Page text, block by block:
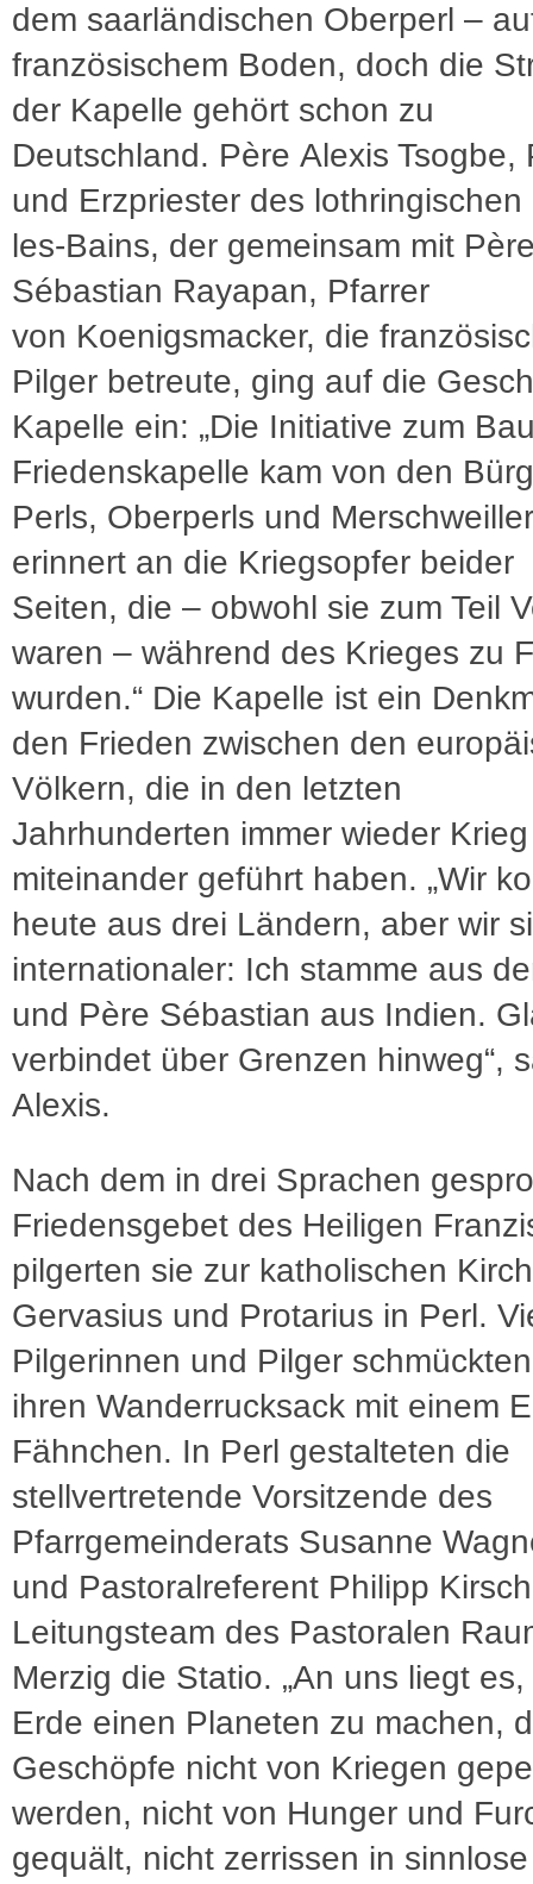
dem saarländischen Oberperl –
französischem Boden, doch die
der Kapelle gehört schon zu
Deutschland. Père Alexis Tsogbe,
und Erzpriester des lothringischen
les-Bains, der gemeinsam mit
Sébastian Rayapan, Pfarrer
von Koenigsmacker, die
Pilger betreute, ging auf die
Kapelle ein: „Die Initiative zum
Friedenskapelle kam von den
Perls, Oberperls und
erinnert an die Kriegsopfer beider
Seiten, die – obwohl sie zum Teil
waren – während des Krieges zu
wurden.“ Die Kapelle ist ein
den Frieden zwischen den
Völkern, die in den letzten
Jahrhunderten immer wieder Krieg
miteinander geführt haben. „Wir
heute aus drei Ländern, aber wir
internationaler: Ich stamme aus
und Père Sébastian aus Indien.
verbindet über Grenzen hinweg“,
Alexis.
Nach dem in drei Sprachen
Friedensgebet des Heiligen
pilgerten sie zur katholischen
Gervasius und Protarius in Perl.
Pilgerinnen und Pilger
ihren Wanderrucksack mit einem
Fähnchen. In Perl gestalteten die
stellvertretende Vorsitzende des
Pfarrgemeinderats Susanne
und Pastoralreferent Philipp
Leitungsteam des Pastoralen
Merzig die Statio. „An uns liegt
Erde einen Planeten zu machen,
Geschöpfe nicht von Kriegen
werden, nicht von Hunger und
gequält, nicht zerrissen in sinnlose